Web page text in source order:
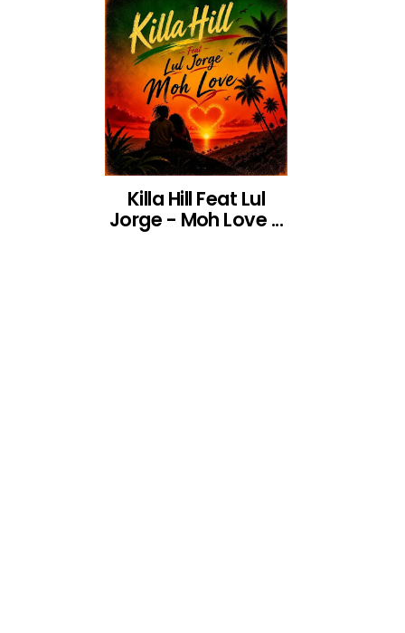
Killa Hill Feat Lul
Jorge - Moh Love ...